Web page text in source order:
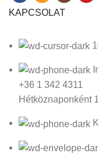
KAPCSOLAT
+36 1 342 4311
Hétköznaponként